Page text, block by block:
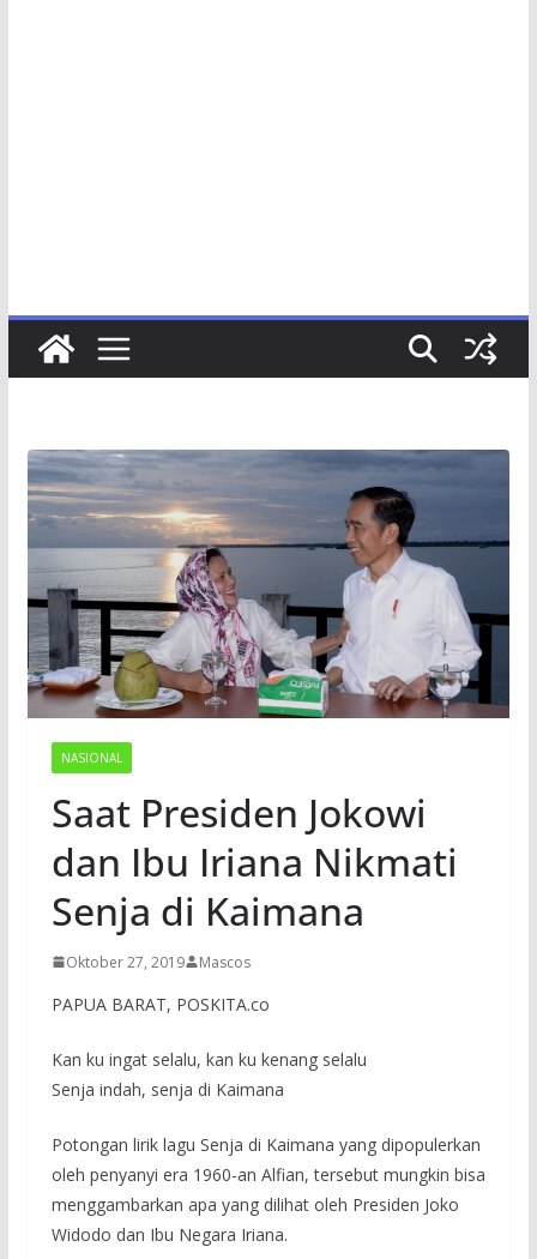
NASIONAL
Saat Presiden Jokowi
dan Ibu Iriana Nikmati
Senja di Kaimana
Oktober 27, 2019 Mascos
PAPUA BARAT, POSKITA.co
Kan ku ingat selalu, kan ku kenang selalu
Senja indah, senja di Kaimana
Potongan lirik lagu Senja di Kaimana yang dipopulerkan
oleh penyanyi era 1960-an Alfian, tersebut mungkin bisa
menggambarkan apa yang dilihat oleh Presiden Joko
Widodo dan Ibu Negara Iriana.